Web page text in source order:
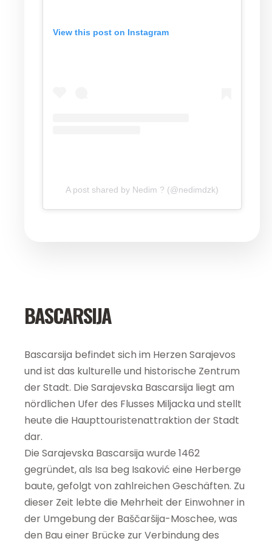
View this post on Instagram
A post shared by Nedim ? (@nedimdzk)
BASCARSIJA
Bascarsija befindet sich im Herzen Sarajevos
und ist das kulturelle und historische Zentrum
der Stadt. Die Sarajevska Bascarsija liegt am
nördlichen Ufer des Flusses Miljacka und stellt
heute die Haupttouristenattraktion der Stadt
dar.
Die Sarajevska Bascarsija wurde 1462
gegründet, als Isa beg Isaković eine Herberge
baute, gefolgt von zahlreichen Geschäften. Zu
dieser Zeit lebte die Mehrheit der Einwohner in
der Umgebung der Baščaršija-Moschee, was
den Bau einer Brücke zur Verbindung des